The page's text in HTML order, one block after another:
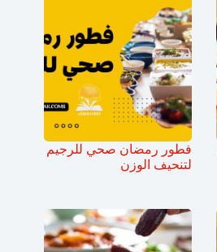
فطور رمضان صحي للرجيم
لتنحيف الوزن